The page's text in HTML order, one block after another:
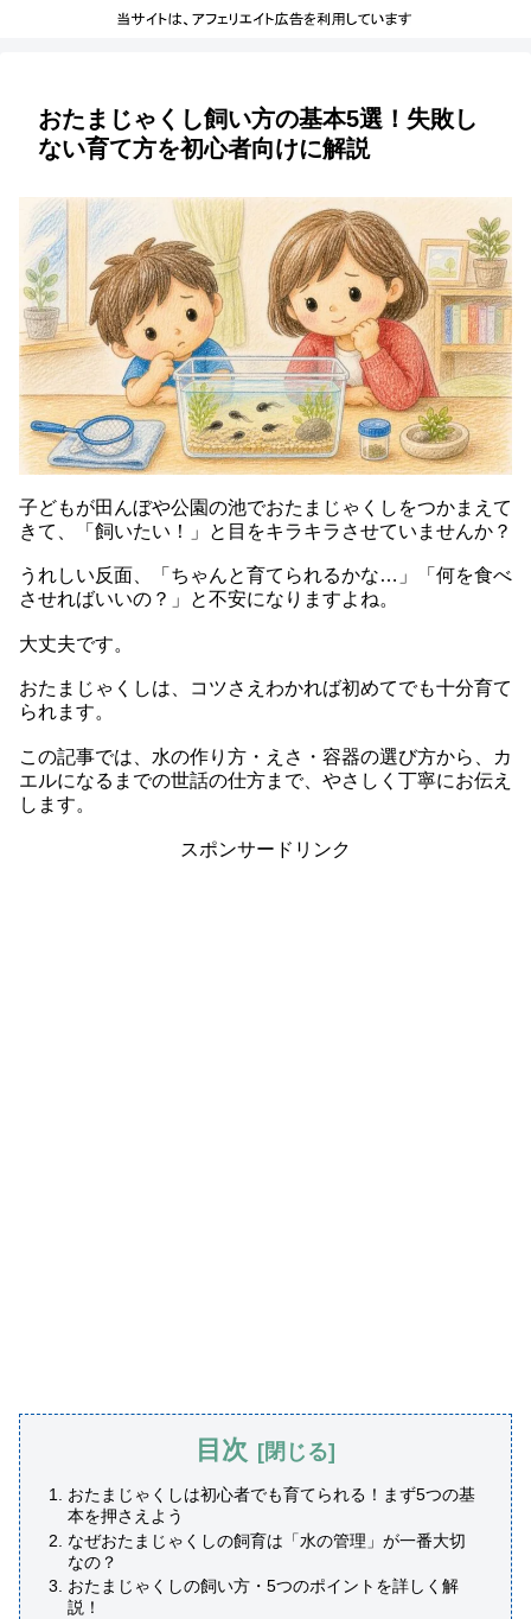
おたまじゃくし飼い方の基本5選！失敗し
ない育て方を初心者向けに解説
子どもが田んぼや公園の池でおたまじゃくしをつかまえて
きて、「飼いたい！」と目をキラキラさせていませんか？
うれしい反面、「ちゃんと育てられるかな…」「何を食べ
させればいいの？」と不安になりますよね。
大丈夫です。
おたまじゃくしは、コツさえわかれば初めてでも十分育て
られます。
この記事では、水の作り方・えさ・容器の選び方から、カ
エルになるまでの世話の仕方まで、やさしく丁寧にお伝え
します。
スポンサードリンク
目次
おたまじゃくしは初心者でも育てられる！まず5つの基
本を押さえよう
なぜおたまじゃくしの飼育は「水の管理」が一番大切
なの？
おたまじゃくしの飼い方・5つのポイントを詳しく解
説！